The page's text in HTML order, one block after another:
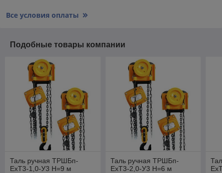
Все условия оплаты
Подобные товары компании
Таль ручная ТРШБп-
ЕхТ3-1,0-У3 Н=9 м
Таль ручная ТРШБп-
ЕхТ3-2,0-У3 Н=6 м